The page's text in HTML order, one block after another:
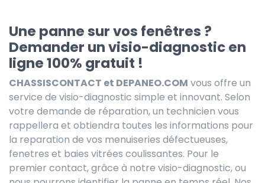
Une panne sur vos fenêtres ?
Demander un visio-diagnostic en
ligne 100% gratuit !
CHASSISCONTACT et DEPANEO.COM vous offre un
service de visio-diagnostic simple et innovant. Selon
votre demande de réparation, un technicien vous
rappellera et obtiendra toutes les informations pour
la reparation de vos menuiseries défectueuses,
fenetres et baies vitrées coulissantes. Pour le
premier contact, grâce à notre visio-diagnostic, ou